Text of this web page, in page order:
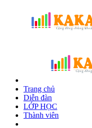
Trang chủ
Diễn đàn
LỚP HỌC
Thành viên